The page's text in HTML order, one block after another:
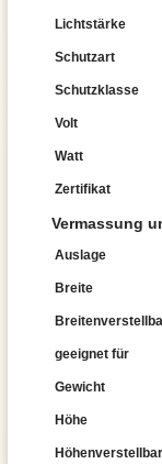
Lichtstärke
Schutzart
Schutzklasse
Volt
Watt
Zertifikat
Vermassung
Auslage
Breite
geeignet für
Gewicht
Höhe
Höhenverstellbar